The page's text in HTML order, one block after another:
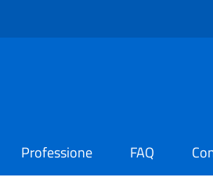
Professione FAQ